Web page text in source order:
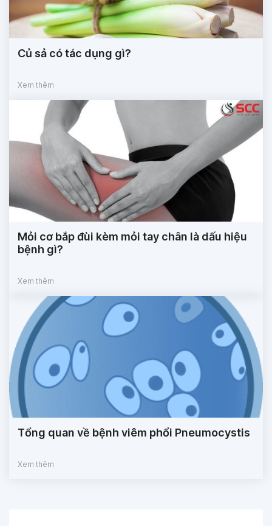
Củ sả có tác dụng gì?
Xem thêm
Mỏi cơ bắp đùi kèm mỏi tay chân là dấu hiệu
bệnh gì?
Xem thêm
Tổng quan về bệnh viêm phổi Pneumocystis
Xem thêm